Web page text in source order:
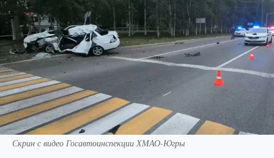
Скрин с видео Госавтоинспекции ХМАО-Югры